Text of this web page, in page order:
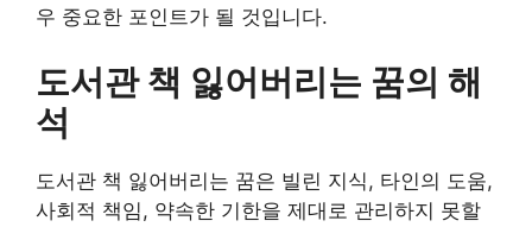
우 중요한 포인트가 될 것입니다.
도서관 책 잃어버리는 꿈의 해
석
도서관 책 잃어버리는 꿈은 빌린 지식, 타인의 도움,
사회적 책임, 약속한 기한을 제대로 관리하지 못할